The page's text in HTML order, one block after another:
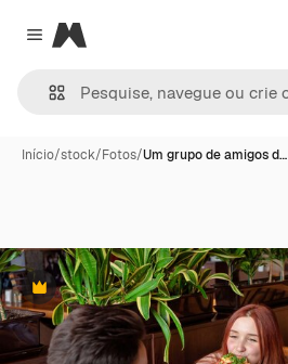
Close menu
Magnific
Início/stock/Fotos/Um grupo de amigos d…
Premium